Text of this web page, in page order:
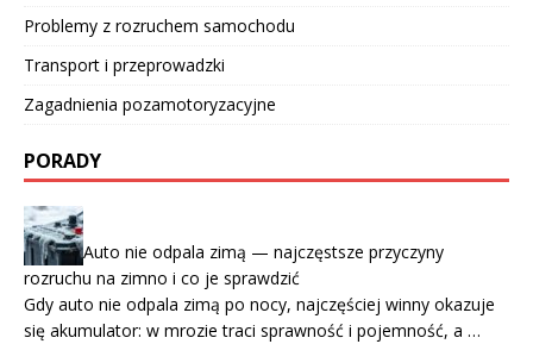
Problemy z rozruchem samochodu
Transport i przeprowadzki
Zagadnienia pozamotoryzacyjne
PORADY
Auto nie odpala zimą — najczęstsze przyczyny
rozruchu na zimno i co je sprawdzić
Gdy auto nie odpala zimą po nocy, najczęściej winny okazuje
się akumulator: w mrozie traci sprawność i pojemność, a …